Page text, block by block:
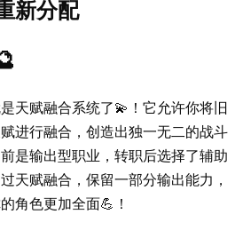
天赋融合系统了💫！它允许你将旧
进行融合，创造出独一无二的战斗
是输出型职业，转职后选择了辅助
天赋融合，保留一部分输出能力，
角色更加全面💪！